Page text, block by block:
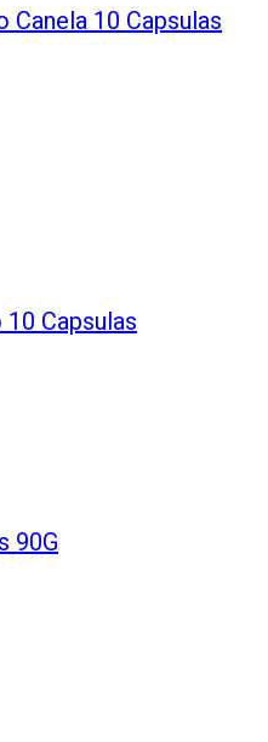
Canela 10 Capsulas
10 Capsulas
90G